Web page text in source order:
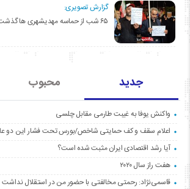
گزارش تصویری:
۶۵ شب از حماسه مهدیشهری ها گذشت
جدید محبوب
واکنش یوفا به غیبت طارمی مقابل چلسی
اعلام سقف و کف حمایتی شاخص/بورس تحت فشار این دو
آیا رشد اقتصادی ایران مثبت شده است؟
هفت راز سال ۲۰۲۰
قاسمی‌نژاد: رحمتی مخالفتی با حضور من در استقلال نداشت